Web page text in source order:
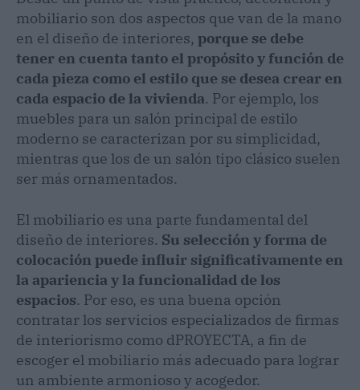
mobiliario son dos aspectos que van de la mano
en el diseño de interiores, porque se debe
tener en cuenta tanto el propósito y función de
cada pieza como el estilo que se desea crear en
cada espacio de la vivienda. Por ejemplo, los
muebles para un salón principal de estilo
moderno se caracterizan por su simplicidad,
mientras que los de un salón tipo clásico suelen
ser más ornamentados.
El mobiliario es una parte fundamental del
diseño de interiores. Su selección y forma de
colocación puede influir significativamente en
la apariencia y la funcionalidad de los
espacios. Por eso, es una buena opción
contratar los servicios especializados de firmas
de interiorismo como dPROYECTA, a fin de
escoger el mobiliario más adecuado para lograr
un ambiente armonioso y acogedor.